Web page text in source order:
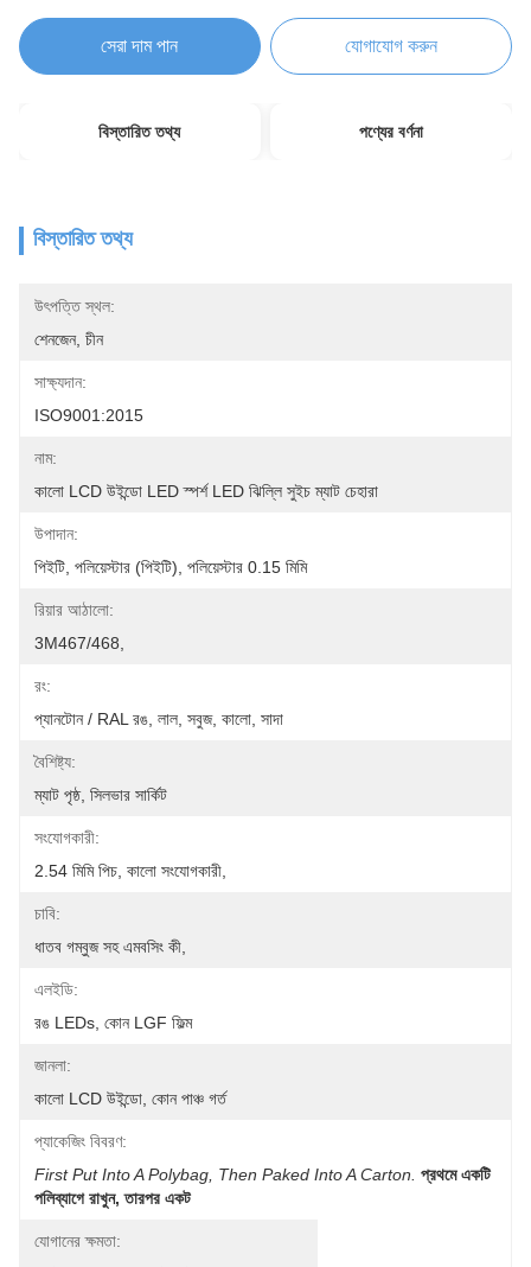
সেরা দাম পান যোগাযোগ করুন
বিস্তারিত তথ্য পণ্যের বর্ণনা
বিস্তারিত তথ্য
উৎপত্তি স্থল:
শেনজেন, চীন
সাক্ষ্যদান:
ISO9001:2015
নাম:
কালো LCD উইন্ডো LED স্পর্শ LED ঝিল্লি সুইচ ম্যাট চেহারা
উপাদান:
পিইটি, পলিয়েস্টার (পিইটি), পলিয়েস্টার 0.15 মিমি
রিয়ার আঠালো:
3M467/468,
রং:
প্যানটোন / RAL রঙ, লাল, সবুজ, কালো, সাদা
বৈশিষ্ট্য:
ম্যাট পৃষ্ঠ, সিলভার সার্কিট
সংযোগকারী:
2.54 মিমি পিচ, কালো সংযোগকারী,
চাবি:
ধাতব গম্বুজ সহ এমবসিং কী,
এলইডি:
রঙ LEDs, কোন LGF ফিল্ম
জানলা:
কালো LCD উইন্ডো, কোন পাঞ্চ গর্ত
প্যাকেজিং বিবরণ:
First Put Into A Polybag, Then Paked Into A Carton. প্রথমে একটি
পলিব্যাগে রাখুন, তারপর একট
যোগানের ক্ষমতা: